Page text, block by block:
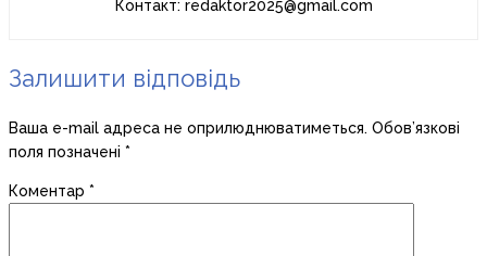
Контакт: redaktor2025@gmail.com
Залишити відповідь
Ваша e-mail адреса не оприлюднюватиметься. Обов’язкові
поля позначені *
Коментар *